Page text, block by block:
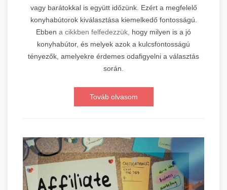
vagy barátokkal is együtt időzünk. Ezért a megfelelő
konyhabútorok kiválasztása kiemelkedő fontosságú.
Ebben a cikkben felfedezzük, hogy milyen is a jó
konyhabútor, és melyek azok a kulcsfontosságú
tényezők, amelyekre érdemes odafigyelni a választás
során.
Továb olvasom